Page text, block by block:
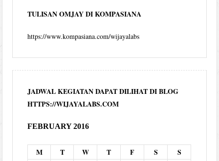
TULISAN OMJAY DI KOMPASIANA
https://www.kompasiana.com/wijayalabs
JADWAL KEGIATAN DAPAT DILIHAT DI BLOG
HTTPS://WIJAYALABS.COM
FEBRUARY 2016
M T W T F S S